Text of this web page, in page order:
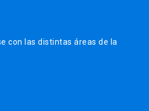
con las distintas áreas de la